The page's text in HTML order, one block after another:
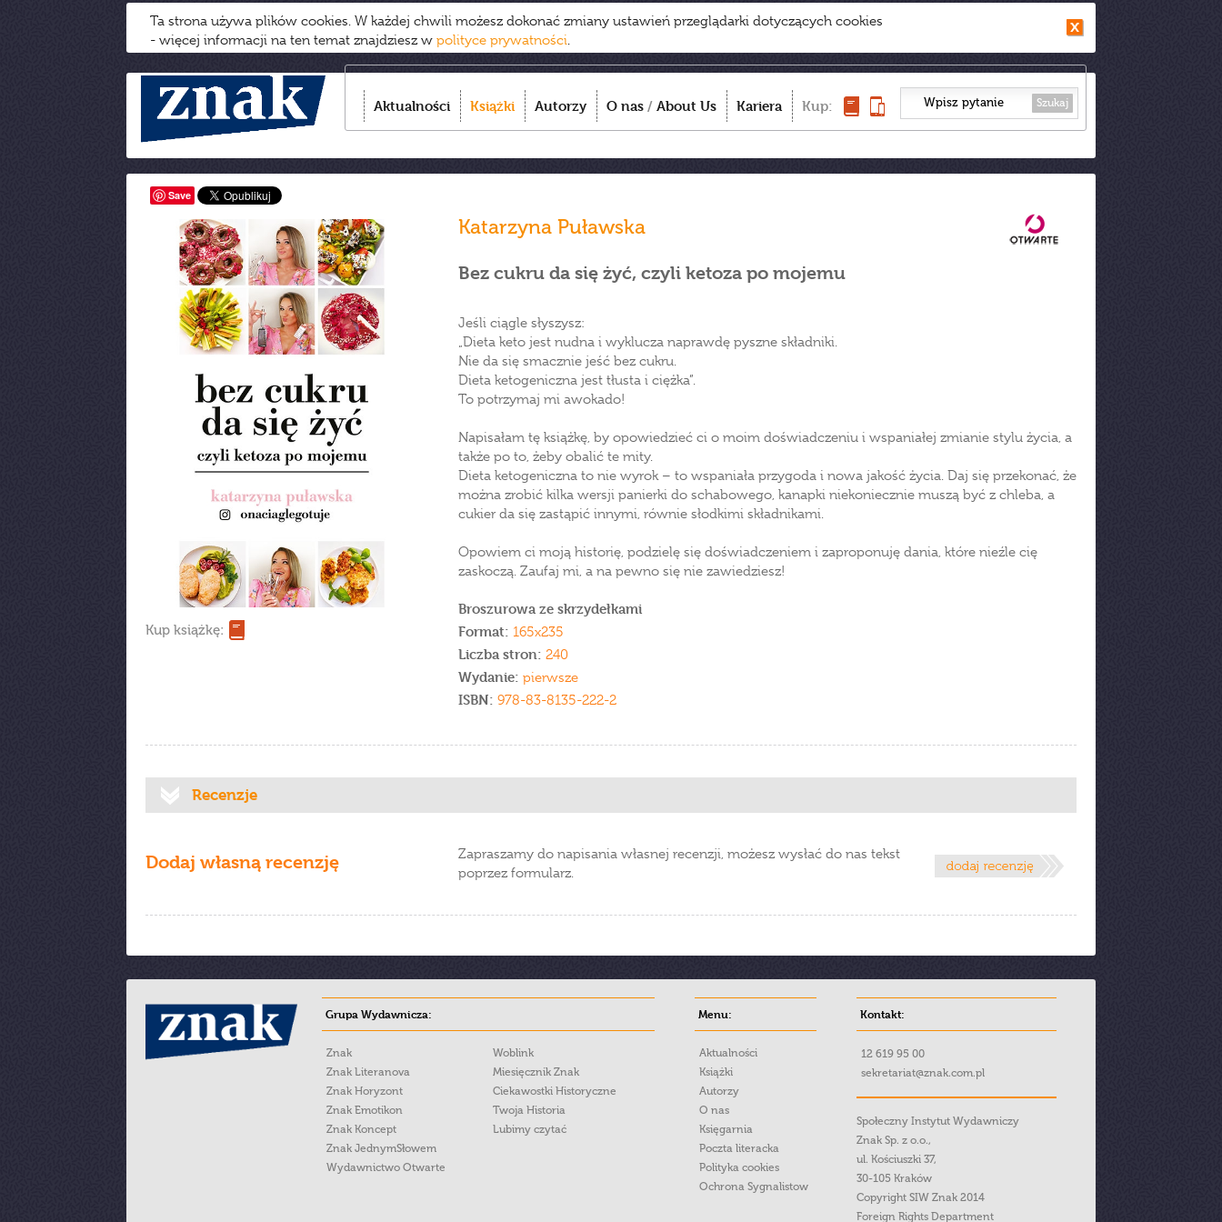
Ta strona używa plików cookies. W każdej chwili możesz dokonać zmiany ustawień przeglądarki dotyczących cookies
- więcej informacji na ten temat znajdziesz w polityce prywatności.
Aktualności Książki Autorzy O nas / About Us Kariera Kup: Szukaj
Save
Kup książkę:
Katarzyna Puławska
Bez cukru da się żyć, czyli ketoza po mojemu
Jeśli ciągle słyszysz:
„Dieta keto jest nudna i wyklucza naprawdę pyszne składniki.
Nie da się smacznie jeść bez cukru.
Dieta ketogeniczna jest tłusta i ciężka”.
To potrzymaj mi awokado!
Napisałam tę książkę, by opowiedzieć ci o moim doświadczeniu i wspaniałej zmianie stylu życia, a
także po to, żeby obalić te mity.
Dieta ketogeniczna to nie wyrok – to wspaniała przygoda i nowa jakość życia. Daj się przekonać, że
można zrobić kilka wersji panierki do schabowego, kanapki niekoniecznie muszą być z chleba, a
cukier da się zastąpić innymi, równie słodkimi składnikami.
Opowiem ci moją historię, podzielę się doświadczeniem i zaproponuję dania, które nieźle cię
zaskoczą. Zaufaj mi, a na pewno się nie zawiedziesz!
Broszurowa ze skrzydełkami
Format: 165x235
Liczba stron: 240
Wydanie: pierwsze
ISBN: 978-83-8135-222-2
Recenzje
Dodaj własną recenzję
Zapraszamy do napisania własnej recenzji, możesz wysłać do nas tekst
poprzez formularz.
Grupa Wydawnicza:
Znak
Znak Literanova
Znak Horyzont
Znak Emotikon
Znak Koncept
Znak JednymSłowem
Wydawnictwo Otwarte
Woblink
Miesięcznik Znak
Ciekawostki Historyczne
Twoja Historia
Lubimy czytać
Menu:
Aktualności
Książki
Autorzy
O nas
Księgarnia
Poczta literacka
Polityka cookies
Ochrona Sygnalistow
Kontakt:
12 619 95 00
sekretariat@znak.com.pl
Społeczny Instytut Wydawniczy
Znak Sp. z o.o.,
ul. Kościuszki 37,
30-105 Kraków
Copyright SIW Znak 2014
Foreign Rights Department